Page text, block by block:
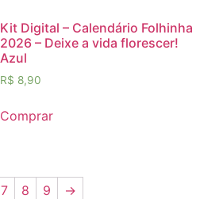
Kit Digital – Calendário Folhinha
2026 – Deixe a vida florescer!
Azul
R$ 8,90
Comprar
7 8 9 →